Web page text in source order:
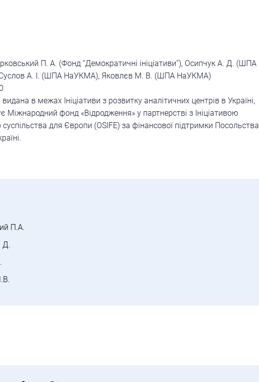
П. А. (Фонд “Демократичні ініціативи”), Осипчук А. Д. (ШПА
А. І. (ШПА НаУКМА), Яковлєв М. В. (ШПА НаУКМА)
видана в межах Ініціативи з розвитку аналітичних центрів в Україні,
Міжнародний фонд «Відродження» у партнерстві з Ініціативою
суспільства для Європи (OSIFE) за фінансової підтримки Посольства
П.А.
Д.